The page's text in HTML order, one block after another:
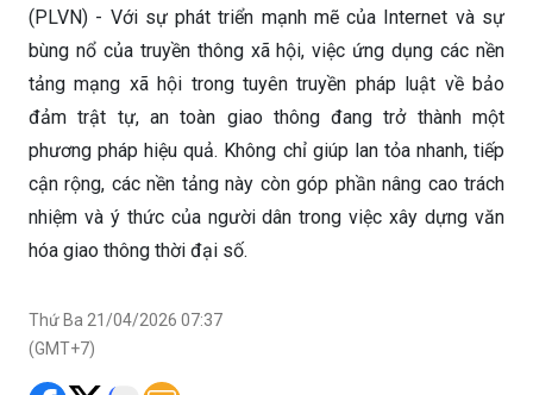
(PLVN) - Với sự phát triển mạnh mẽ của Internet và sự
bùng nổ của truyền thông xã hội, việc ứng dụng các nền
tảng mạng xã hội trong tuyên truyền pháp luật về bảo
đảm trật tự, an toàn giao thông đang trở thành một
phương pháp hiệu quả. Không chỉ giúp lan tỏa nhanh, tiếp
cận rộng, các nền tảng này còn góp phần nâng cao trách
nhiệm và ý thức của người dân trong việc xây dựng văn
hóa giao thông thời đại số.
Thứ Ba 21/04/2026 07:37
(GMT+7)